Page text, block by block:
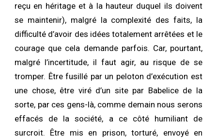
reçu en héritage et à la hauteur duquel ils doivent
se maintenir), malgré la complexité des faits, la
difficulté d’avoir des idées totalement arrêtées et le
courage que cela demande parfois. Car, pourtant,
malgré l’incertitude, il faut agir, au risque de se
tromper. Être fusillé par un peloton d’exécution est
une chose, être viré d’un site par Babelice de la
sorte, par ces gens-là, comme demain nous serons
effacés de la société, a ce côté humiliant de
surcroit. Être mis en prison, torturé, envoyé en